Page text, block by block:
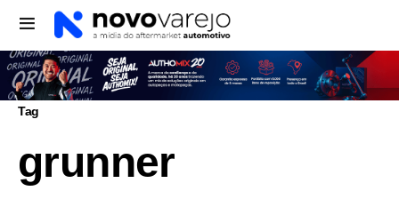
Tag
grunner